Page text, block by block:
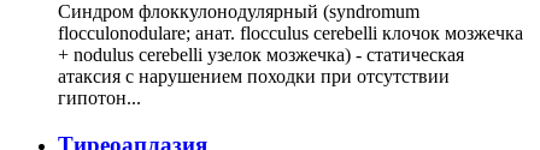
Синдром флоккулонодулярный (syndromum
flocculonodulare; анат. flocculus cerebelli клочок мозжечка
+ nodulus cerebelli узелок мозжечка) - статическая
атаксия с нарушением походки при отсутствии
гипотон...
Тиреоаплазия